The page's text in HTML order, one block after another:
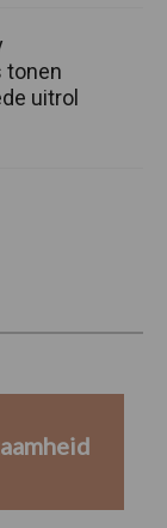
tonen
uitrol